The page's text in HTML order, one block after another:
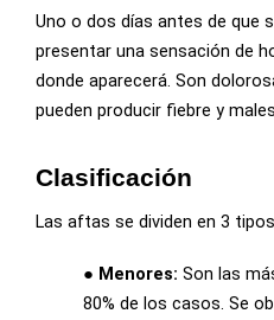
Uno o dos días antes de que
presentar una sensación de
donde aparecerá. Son
pueden producir fiebre y
Clasificación
Las aftas se dividen en 3
● Menores: Son las
80% de los casos. Se